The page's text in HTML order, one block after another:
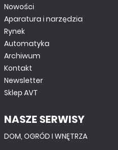
Nowości
Aparatura i narzędzia
Rynek
Automatyka
Archiwum
Kontakt
Newsletter
Sklep AVT
NASZE SERWISY
DOM, OGRÓD I WNĘTRZA